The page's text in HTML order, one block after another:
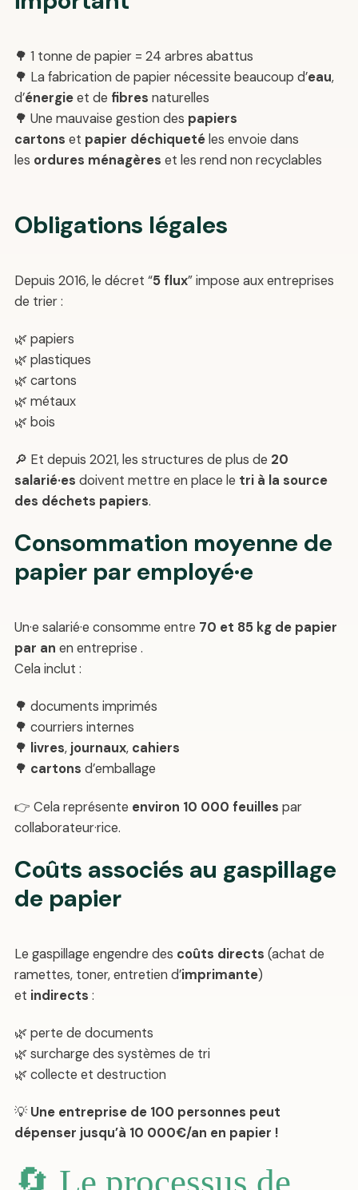
🌳 1 tonne de papier = 24 arbres abattus
🌳 La fabrication de papier nécessite beaucoup d’eau,
d’énergieet de fibres naturelles
🌳 Une mauvaise gestion des papiers
cartons et papier déchiquetéles envoie dans
les ordures ménagères et les rend non recyclables
Obligations légales
Depuis 2016, le décret “5 flux” impose aux entreprises
de trier :
🌿 papiers
🌿 plastiques
🌿 cartons
🌿 métaux
🌿 bois
🔎 Et depuis 2021, les structures de plus de 20
salarié·es doivent mettre en place le tri à la source
des déchets papiers.
Consommation moyenne de
papier par employé·e
Un·e salarié·e consomme entre 70 et 85 kg de papier
par an en entreprise .
Cela inclut :
🌳 documents imprimés
🌳 courriers internes
🌳 livres, journaux, cahiers
🌳 cartons d’emballage
👉 Cela représente environ 10 000 feuilles par
collaborateur·rice.
Coûts associés au gaspillage
de papier
Le gaspillage engendre des coûts directs (achat de
ramettes, toner, entretien d’imprimante)
et indirects :
🌿 perte de documents
🌿 surcharge des systèmes de tri
🌿 collecte et destruction
💡Une entreprise de 100 personnes peut
dépenser jusqu’à 10 000€/an en papier !